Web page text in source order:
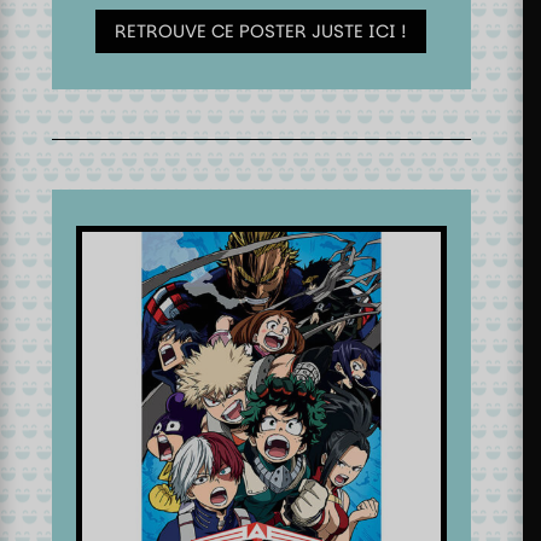
RETROUVE CE POSTER JUSTE ICI !